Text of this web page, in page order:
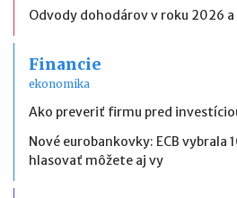
Odvody dohodárov v roku 2026
Financie
ekonomika
Ako preveriť firmu pred
Nové eurobankovky: ECB vybrala
hlasovať môžete aj vy